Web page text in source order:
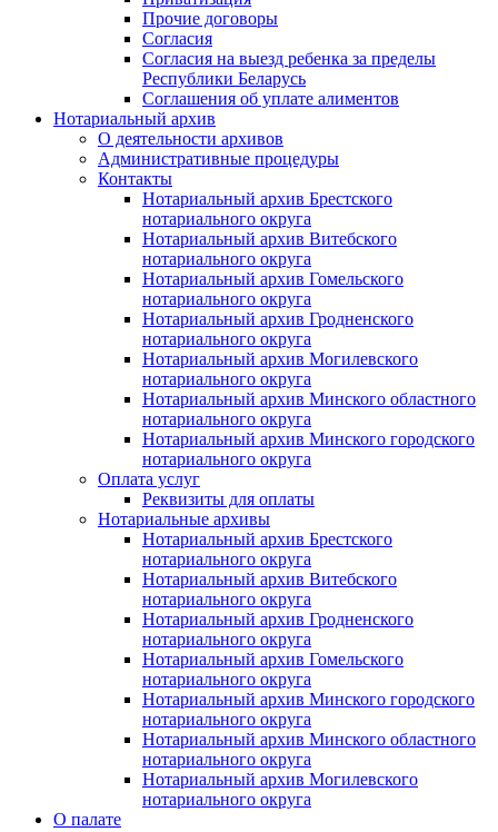
Прочие договоры
Согласия
Согласия на выезд ребенка за пределы
Республики Беларусь
Соглашения об уплате алиментов
Нотариальный архив
О деятельности архивов
Административные процедуры
Контакты
Нотариальный архив Брестского
нотариального округа
Нотариальный архив Витебского
нотариального округа
Нотариальный архив Гомельского
нотариального округа
Нотариальный архив Гродненского
нотариального округа
Нотариальный архив Могилевского
нотариального округа
Нотариальный архив Минского областного
нотариального округа
Нотариальный архив Минского городского
нотариального округа
Оплата услуг
Реквизиты для оплаты
Нотариальные архивы
Нотариальный архив Брестского
нотариального округа
Нотариальный архив Витебского
нотариального округа
Нотариальный архив Гродненского
нотариального округа
Нотариальный архив Гомельского
нотариального округа
Нотариальный архив Минского городского
нотариального округа
Нотариальный архив Минского областного
нотариального округа
Нотариальный архив Могилевского
нотариального округа
О палате